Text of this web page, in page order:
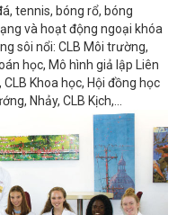
tennis, bóng rổ, bóng
và hoạt động ngoại khóa
sôi nổi: CLB Môi trường,
học, Mô hình giả lập Liên
Khoa học, Hội đồng học
Nhảy, CLB Kịch,...